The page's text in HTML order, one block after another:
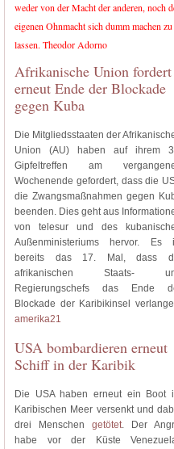
weder von der Macht der anderen, noch
eigenen Ohnmacht sich dumm machen zu
lassen. Theodor Adorno
Afrikanische Union fordert
erneut Ende der Blockade
gegen Kuba
Die Mitgliedsstaaten der
Union (AU) haben auf ihrem
Gipfeltreffen am
Wochenende gefordert, dass die
die Zwangsmaßnahmen gegen
beenden. Dies geht aus
von telesur und des
Außenministeriums hervor. Es
bereits das 17. Mal, dass
afrikanischen Staats-
Regierungschefs das Ende
Blockade der Karibikinsel
amerika21
USA bombardieren erneut
Schiff in der Karibik
Die USA haben erneut ein Boot
Karibischen Meer versenkt und
drei Menschen getötet. Der
habe vor der Küste